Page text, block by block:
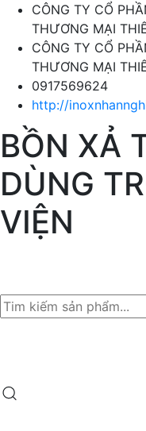
CÔNG TY CỔ
THƯƠNG MẠI
CÔNG TY CỔ
THƯƠNG MẠI
0917569624
http://
BỒN XẢ
DÙNG
VIỆN